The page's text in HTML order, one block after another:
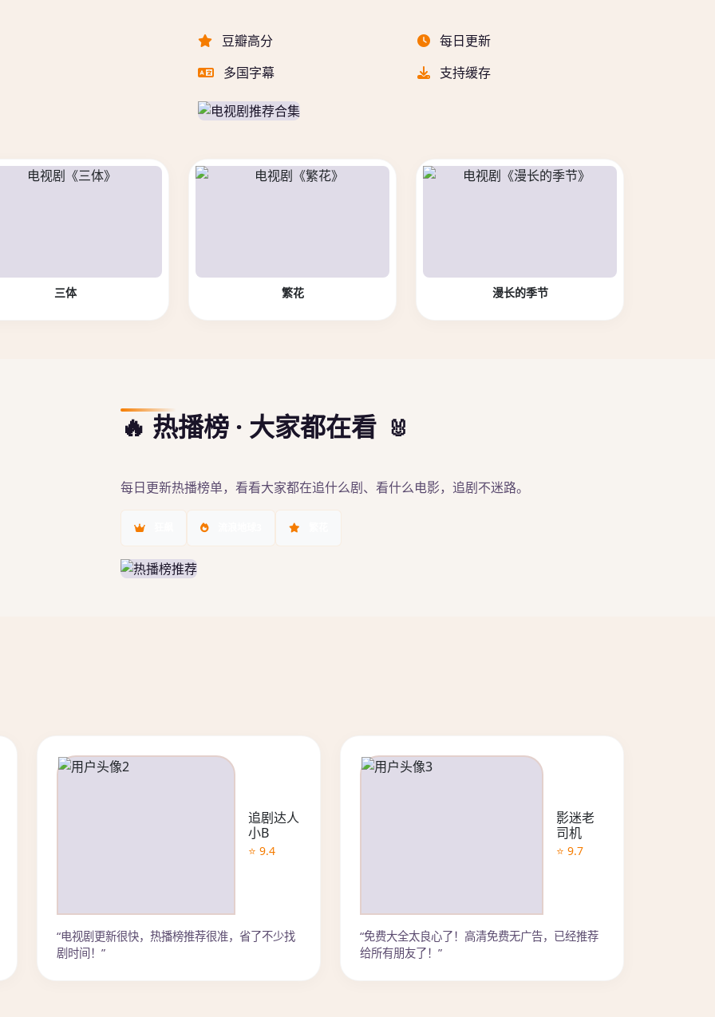
豆瓣高分
每日更新
多国字幕
支持缓存
三体 繁花 漫长的季节
🔥 热播榜 · 大家都在看
每日更新热播榜单，看看大家都在追什么剧、看什么电影，追剧不迷路。
追剧达人
小B
⭐ 9.4
“电视剧更新很快，热播榜推荐很准，省了不少找
剧时间！”
影迷老
司机
⭐ 9.7
“免费大全太良心了！高清免费无广告，已经推荐
给所有朋友了！”